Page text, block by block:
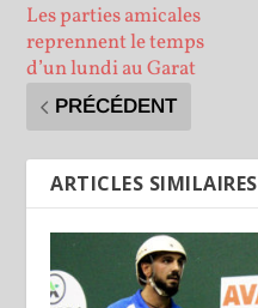
Les parties amicales
reprennent le temps
d’un lundi au Garat
PRÉCÉDENT
ARTICLES SIMILAIRES